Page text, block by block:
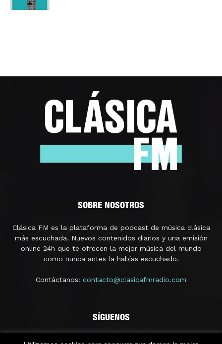
SOBRE NOSOTROS
Clásica FM es la plataforma de podcast de música clásica
más escuchada. Nuevos contenidos diarios y una emisión
online 24h que te ofrecen la mejor música del mundo
como nunca antes la habías escuchado.
Contáctanos: contacto@clasicafmradio.com
SÍGUENOS